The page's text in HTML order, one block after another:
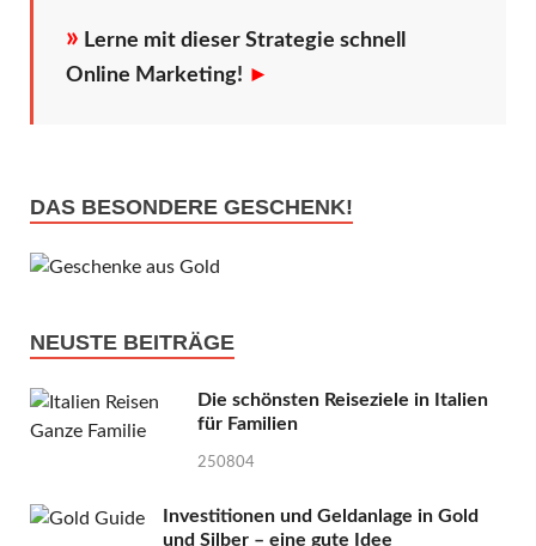
» Lerne mit dieser Strategie schnell
Online Marketing! ►
DAS BESONDERE GESCHENK!
NEUSTE BEITRÄGE
Die schönsten Reiseziele in Italien
für Familien
250804
Investitionen und Geldanlage in Gold
und Silber – eine gute Idee